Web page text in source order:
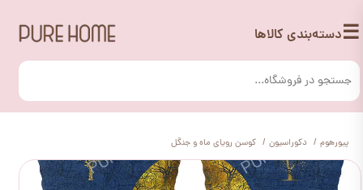
☰دسته‌بندی کالاها
پیورهوم دکوراسیون کوسن رویای ماه و جنگل